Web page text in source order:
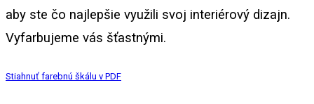
aby ste čo najlepšie využili svoj interiérový dizajn.
Vyfarbujeme vás šťastnými.
Stiahnuť farebnú škálu v PDF